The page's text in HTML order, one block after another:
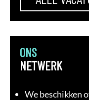
ONS
NETWERK
We beschikken